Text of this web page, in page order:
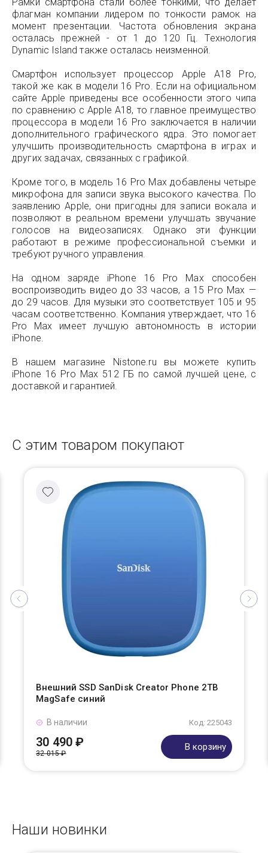
флагман компании лидером по тонкости рамок на
момент презентации. Частота обновления экрана
осталась прежней - от 1 до 120 Гц. Технология
Dynamic Island также осталась неизменной.
Смартфон использует процессор Apple A18 Pro,
такой же как в модели 16 Pro. Если на официальном
сайте Apple приведены все особенности этого чипа
по сравнению с Apple A18, то главное преимущество
процессора в модели 16 Pro заключается в наличии
дополнительного графического ядра. Это помогает
улучшить производительность смартфона в играх и
других задачах, связанных с графикой.
Кроме того, в модель 16 Pro Max добавлены четыре
микрофона для записи звука высокого качества. По
заявлению Apple, они пригодны для записи вокала и
позволяют в реальном времени улучшать звучание
голосов на видеозаписях. Однако эти функции
работают в режиме профессиональной съемки и
требуют ручного управления.
На одном заряде iPhone 16 Pro Max способен
воспроизводить видео до 33 часов, а 15 Pro Max —
до 29 часов. Для музыки это соответствует 105 и 95
часам соответственно. Компания утверждает, что 16
Pro Max имеет лучшую автономность в истории
iPhone.
В нашем магазине Nistone.ru вы можете купить
iPhone 16 Pro Max 512 ГБ по самой лучшей цене, с
доставкой и гарантией.
С этим товаром покупают
Внешний SSD SanDisk Creator Phone 2TB
MagSafe синий
Код: 225043
В наличии
30 490 ₽
32 015 ₽
В корзину
Наши новинки